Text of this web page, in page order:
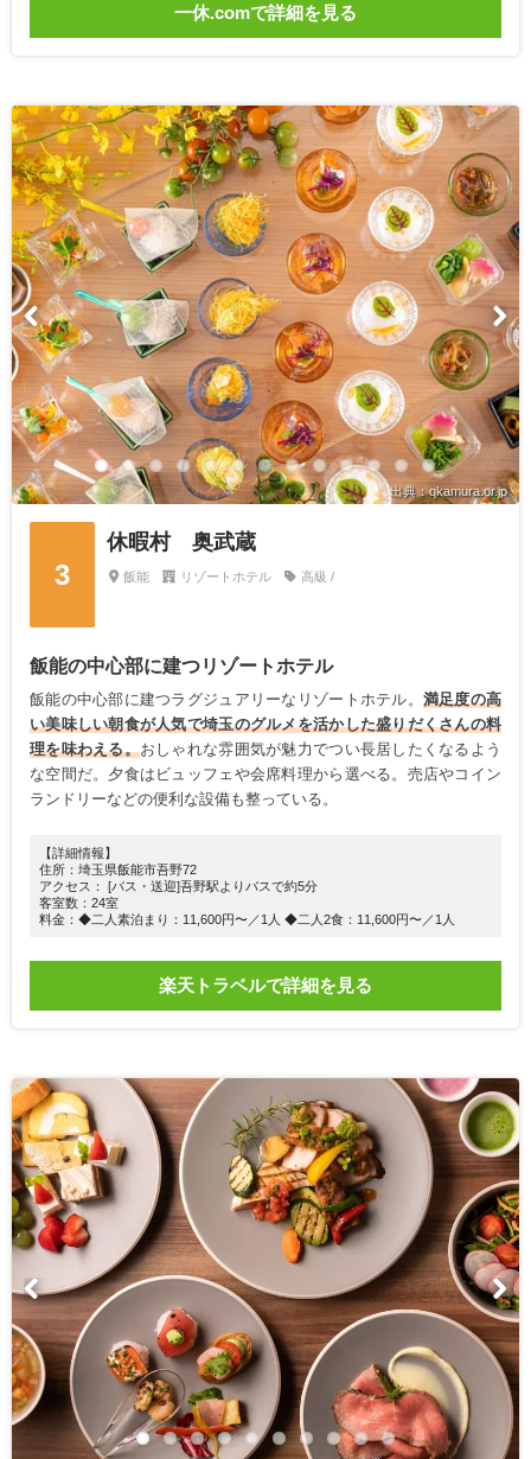
一休.comで詳細を見る
出典：qkamura.or.jp
3
休暇村 奥武蔵
飯能 リゾートホテル 高級 /
飯能の中心部に建つリゾートホテル
飯能の中心部に建つラグジュアリーなリゾートホテル。 満足度の高
い美味しい朝食が人気で埼玉のグルメを活かした盛りだくさんの料
理を味わえる。おしゃれな雰囲気が魅力でつい長居したくなるよう
な空間だ。夕食はビュッフェや会席料理から選べる。売店やコイン
ランドリーなどの便利な設備も整っている。
【詳細情報】
住所：埼玉県飯能市吾野72
アクセス： [バス・送迎]吾野駅よりバスで約5分
客室数：24室
料金：◆二人素泊まり：11,600円〜／1人 ◆二人2食：11,600円〜／1人
楽天トラベルで詳細を見る